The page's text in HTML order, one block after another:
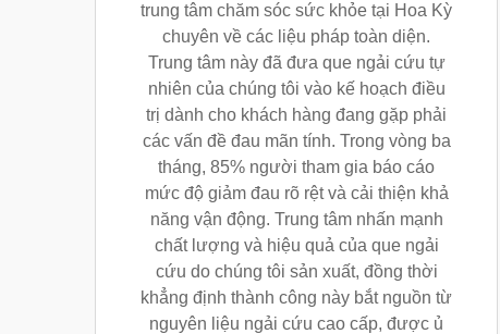
trung tâm chăm sóc sức khỏe tại Hoa Kỳ
chuyên về các liệu pháp toàn diện.
Trung tâm này đã đưa que ngải cứu tự
nhiên của chúng tôi vào kế hoạch điều
trị dành cho khách hàng đang gặp phải
các vấn đề đau mãn tính. Trong vòng ba
tháng, 85% người tham gia báo cáo
mức độ giảm đau rõ rệt và cải thiện khả
năng vận động. Trung tâm nhấn mạnh
chất lượng và hiệu quả của que ngải
cứu do chúng tôi sản xuất, đồng thời
khẳng định thành công này bắt nguồn từ
nguyên liệu ngải cứu cao cấp, được ủ